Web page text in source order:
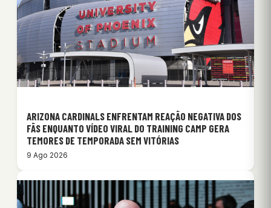
ARIZONA CARDINALS ENFRENTAM REAÇÃO NEGATIVA DOS
FÃS ENQUANTO VÍDEO VIRAL DO TRAINING CAMP GERA
TEMORES DE TEMPORADA SEM VITÓRIAS
9 Ago 2026